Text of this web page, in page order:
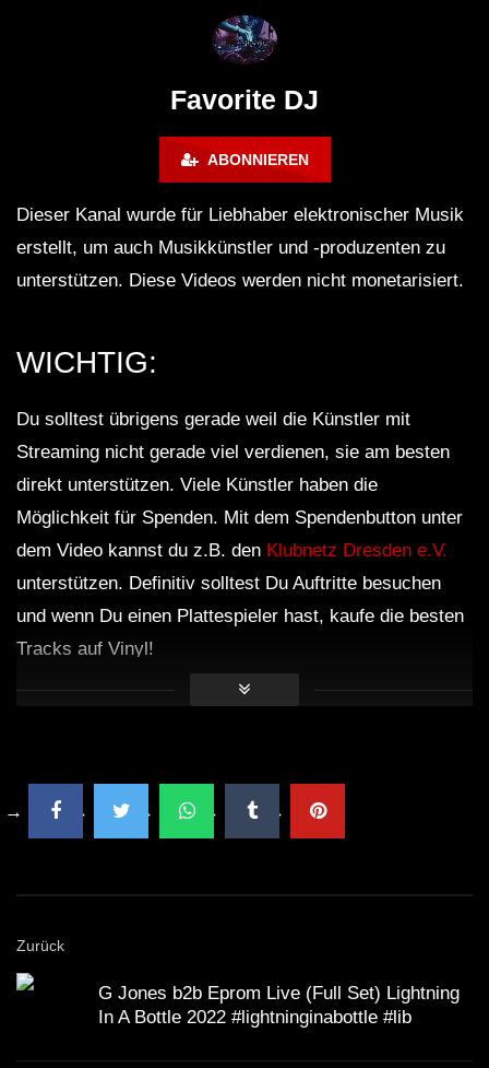
Favorite DJ
ABONNIEREN
Dieser Kanal wurde für Liebhaber elektronischer Musik
erstellt, um auch Musikkünstler und -produzenten zu
unterstützen. Diese Videos werden nicht monetarisiert.
WICHTIG:
Du solltest übrigens gerade weil die Künstler mit
Streaming nicht gerade viel verdienen, sie am besten
direkt unterstützen. Viele Künstler haben die
Möglichkeit für Spenden. Mit dem Spendenbutton unter
dem Video kannst du z.B. den Klubnetz Dresden e.V.
unterstützen. Definitiv solltest Du Auftritte besuchen
und wenn Du einen Plattespieler hast, kaufe die besten
Tracks auf Vinyl!
Zurück
G Jones b2b Eprom Live (Full Set) Lightning
In A Bottle 2022 #lightninginabottle #lib